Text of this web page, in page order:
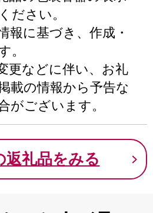
ださい。
報に基づき、作成・
。
更などに伴い、お礼
載の情報から予告な
がございます。
返礼品をみる